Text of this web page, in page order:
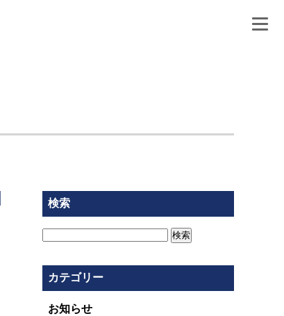
検索
カテゴリー
お知らせ